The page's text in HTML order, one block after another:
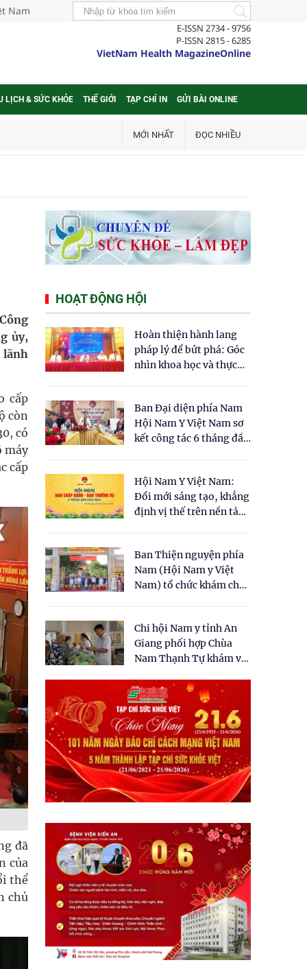
Nam
E-ISSN 2734 - 9756
P-ISSN 2815 - 6285
VietNam Health MagazineOnline
LỊCH & SỨC KHỎE THẾ GIỚI TẠP CHÍ IN GỬI BÀI ONLINE
MỚI NHẤT ĐỌC NHIỀU
ủy,
lãnh
cấp
còn
có
máy
cấp
đã
của
thể
chủ
HOẠT ĐỘNG HỘI
Hoàn thiện hành lang
pháp lý để bứt phá: Góc
nhìn khoa học và thực
cho Luật Y dược cổ
truyền Việt Nam"
Ban Đại diện phía Nam
Hội Nam Y Việt Nam sơ
kết công tác 6 tháng đầu
Hội Nam Y Việt Nam:
Đổi mới sáng tạo, khẳng
định vị thế trên nền tảng
Ban Thiện nguyện phía
Nam (Hội Nam y Việt
Nam) tổ chức khám chữa
dân tại xã Tân Tập
Chi hội Nam y tỉnh An
Giang phối hợp Chùa
Nam Thạnh Tự khám và
nhân dân